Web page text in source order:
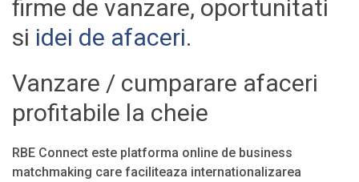
firme de vanzare, oportunitati
si idei de afaceri.
Vanzare / cumparare afaceri
profitabile la cheie
RBE Connect este platforma online de business
matchmaking care faciliteaza internationalizarea